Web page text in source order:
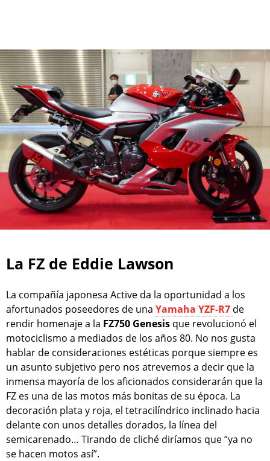
La FZ de Eddie Lawson
La compañía japonesa Active da la oportunidad a los
afortunados poseedores de una Yamaha YZF-R7 de
rendir homenaje a la FZ750 Genesis que revolucionó el
motociclismo a mediados de los años 80. No nos gusta
hablar de consideraciones estéticas porque siempre es
un asunto subjetivo pero nos atrevemos a decir que la
inmensa mayoría de los aficionados considerarán que la
FZ es una de las motos más bonitas de su época. La
decoración plata y roja, el tetracilíndrico inclinado hacia
delante con unos detalles dorados, la línea del
semicarenado… Tirando de cliché diríamos que “ya no
se hacen motos así”.